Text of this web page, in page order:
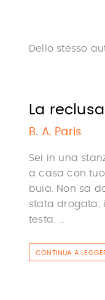
Dello stesso
La reclusa
B. A. Paris
Sei in una
a casa con
buia. Non sa
stata drogata,
testa. ...
CONTINUA A